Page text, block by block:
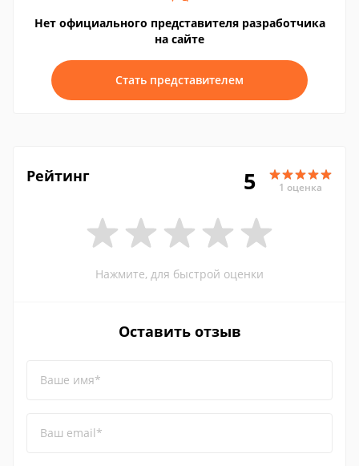
Нет официального представителя разработчика
на сайте
Стать представителем
Рейтинг 5 1 оценка
Нажмите, для быстрой оценки
Оставить отзыв
Ваше имя*
Ваш email*